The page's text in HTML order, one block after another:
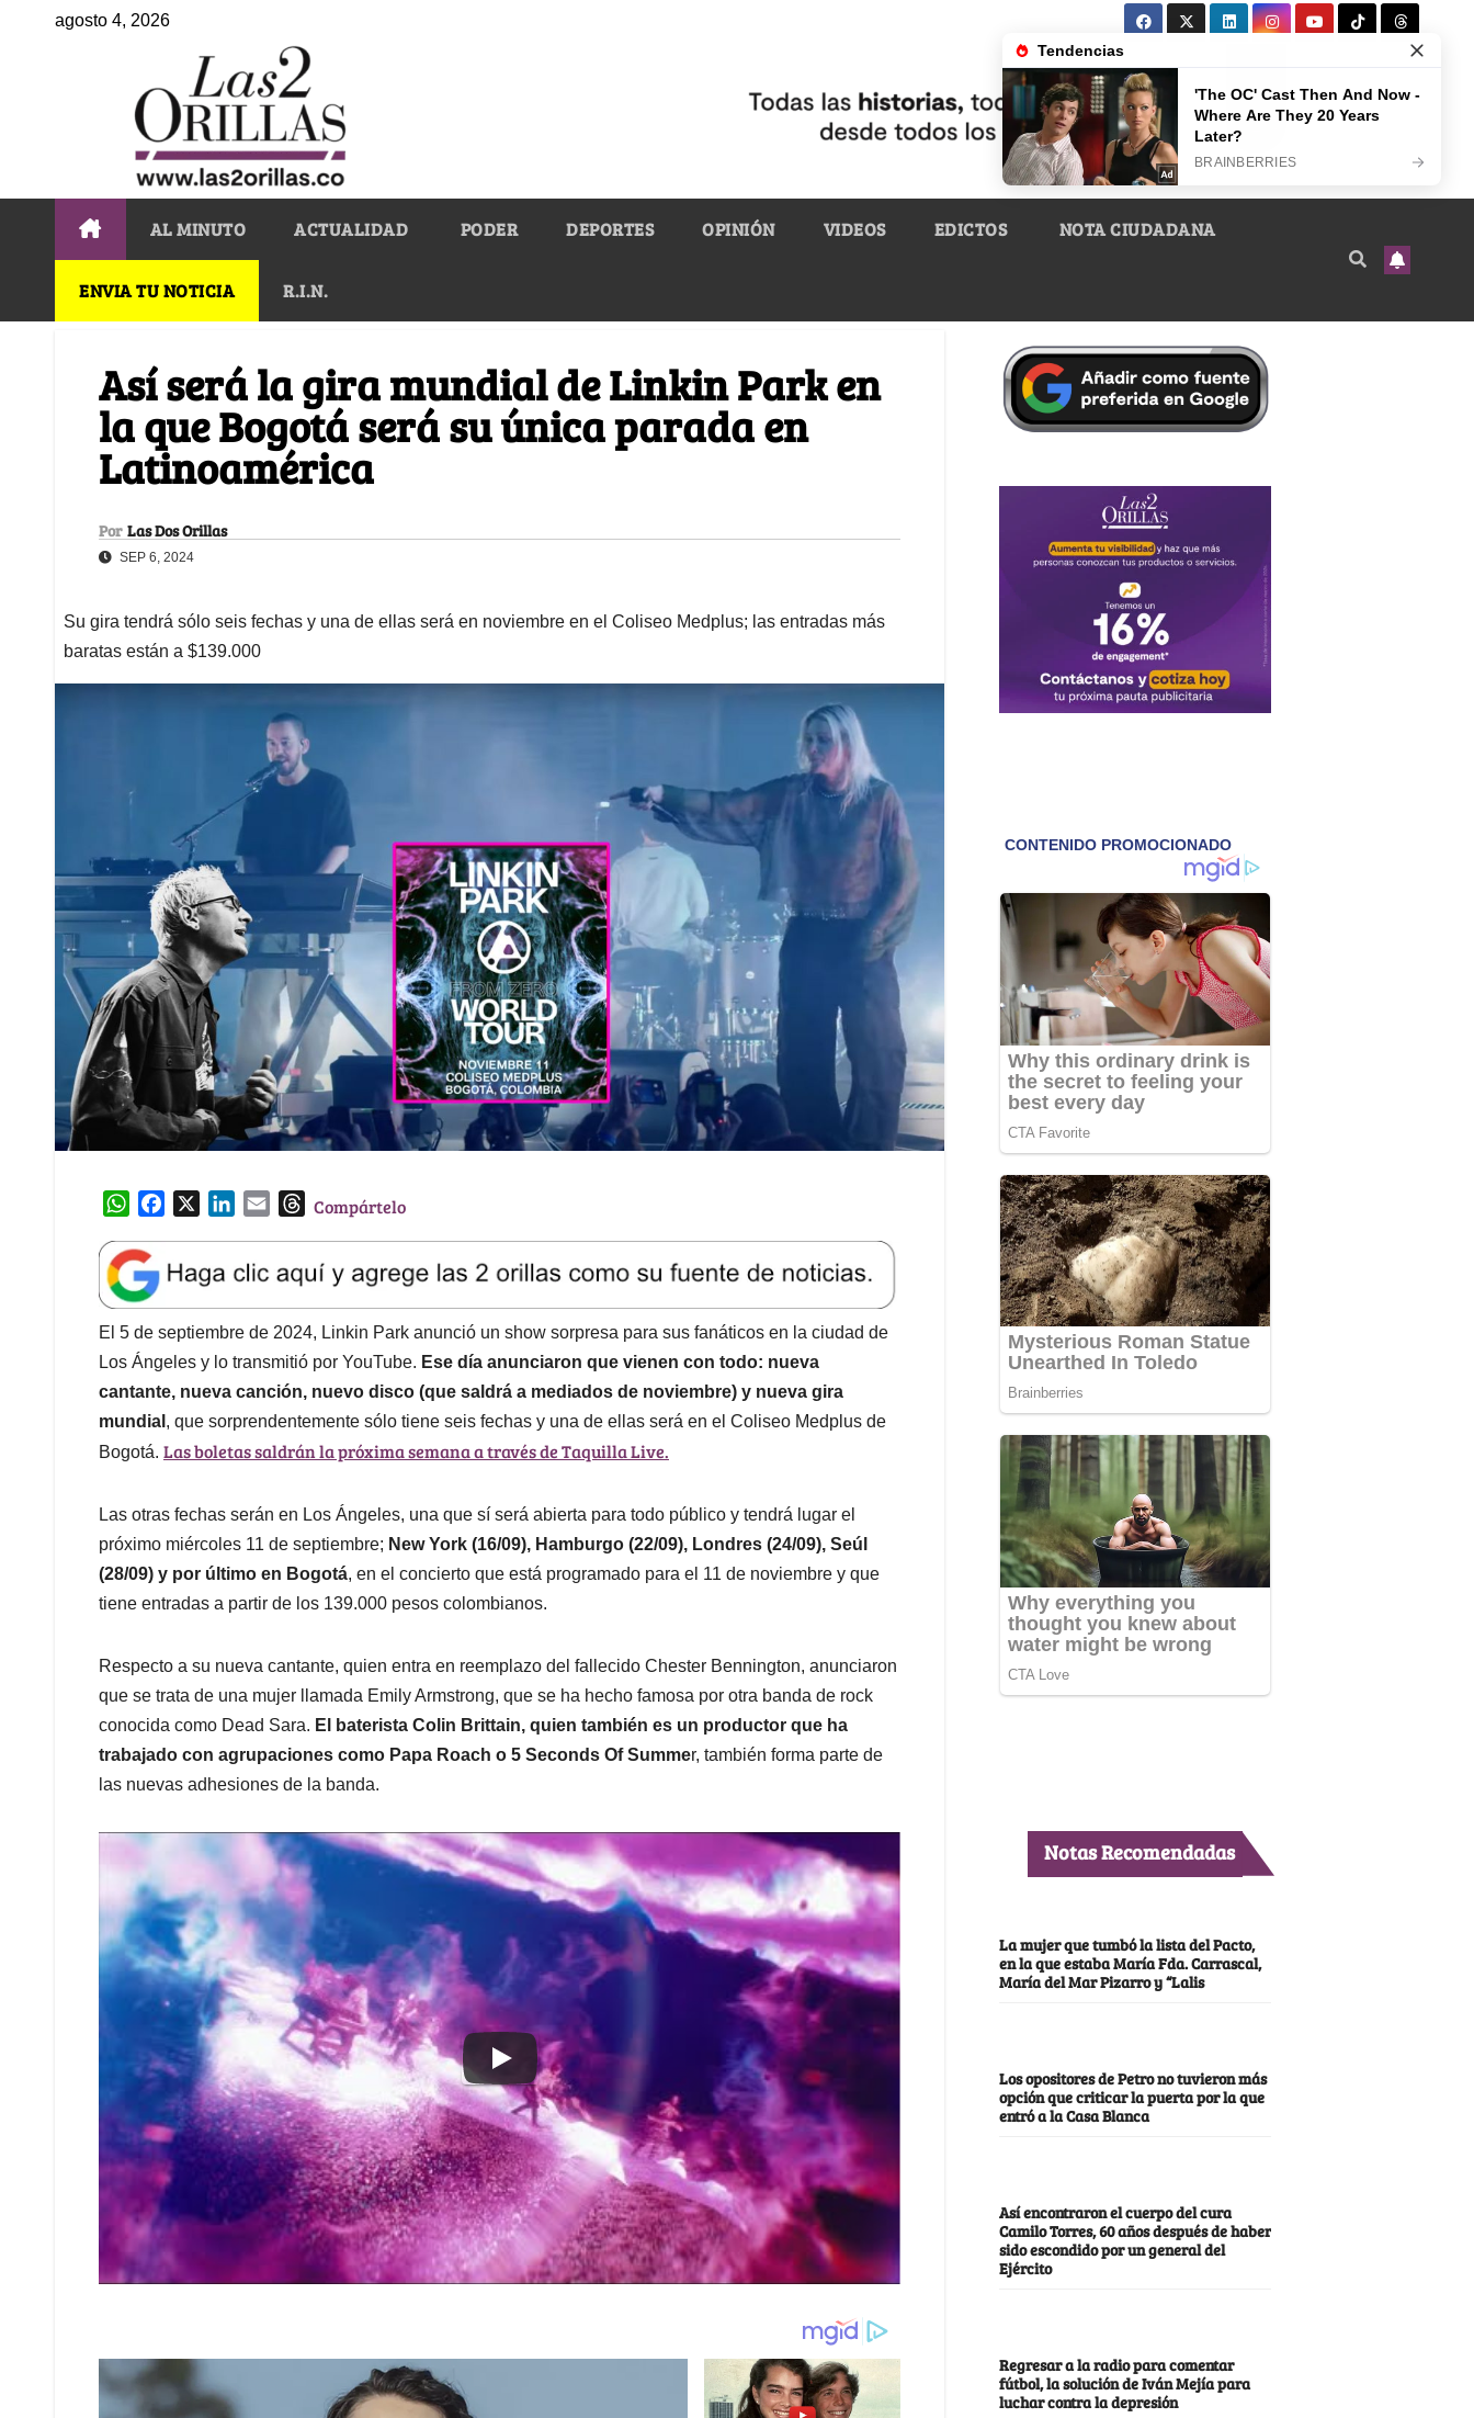
agosto 4, 2026
AL MINUTO ACTUALIDAD PODER DEPORTES OPINIÓN VIDEOS EDICTOS NOTA CIUDADANA
ENVIA TU NOTICIA R.I.N.
Así será la gira mundial de Linkin Park en
la que Bogotá será su única parada en
Latinoamérica
Por Las Dos Orillas
SEP 6, 2024
Su gira tendrá sólo seis fechas y una de ellas será en noviembre en el Coliseo Medplus; las entradas más
baratas están a $139.000
W
a
t
s
A
p
p
e
b
o
o
k
k
e
d
I
n
l
T
e
a
d
s
Compártelo
El 5 de septiembre de 2024, Linkin Park anunció un show sorpresa para sus fanáticos en la ciudad de
Los Ángeles y lo transmitió por YouTube. Ese día anunciaron que vienen con todo: nueva
cantante, nueva canción, nuevo disco (que saldrá a mediados de noviembre) y nueva gira
mundial , que sorprendentemente sólo tiene seis fechas y una de ellas será en el Coliseo Medplus de
Bogotá. Las boletas saldrán la próxima semana a través de Taquilla Live.
Las otras fechas serán en Los Ángeles, una que sí será abierta para todo público y tendrá lugar el
próximo miércoles 11 de septiembre; New York (16/09), Hamburgo (22/09), Londres (24/09), Seúl
(28/09) y por último en Bogotá, en el concierto que está programado para el 11 de noviembre y que
tiene entradas a partir de los 139.000 pesos colombianos.
Respecto a su nueva cantante, quien entra en reemplazo del fallecido Chester Bennington, anunciaron
que se trata de una mujer llamada Emily Armstrong, que se ha hecho famosa por otra banda de rock
conocida como Dead Sara. El baterista Colin Brittain, quien también es un productor que ha
trabajado con agrupaciones como Papa Roach o 5 Seconds Of Summer, también forma parte de
las nuevas adhesiones de la banda.
Notas Recomendadas
La mujer que tumbó la lista del Pacto,
en la que estaba María Fda. Carrascal,
María del Mar Pizarro y “Lalis
Los opositores de Petro no tuvieron más
opción que criticar la puerta por la que
entró a la Casa Blanca
Así encontraron el cuerpo del cura
Camilo Torres, 60 años después de haber
sido escondido por un general del
Ejército
Regresar a la radio para comentar
fútbol, la solución de Iván Mejía para
luchar contra la depresión